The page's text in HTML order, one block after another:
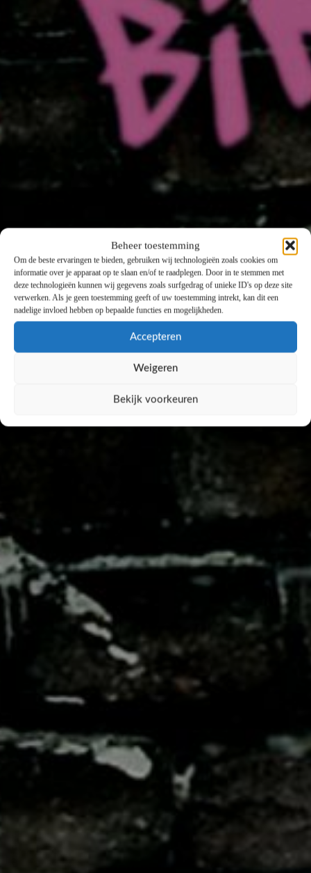
Beheer toestemming
Om de beste ervaringen te bieden, gebruiken wij technologieën zoals cookies om
informatie over je apparaat op te slaan en/of te raadplegen. Door in te stemmen met
deze technologieën kunnen wij gegevens zoals surfgedrag of unieke ID's op deze site
verwerken. Als je geen toestemming geeft of uw toestemming intrekt, kan dit een
nadelige invloed hebben op bepaalde functies en mogelijkheden.
Accepteren
Weigeren
Bekijk voorkeuren